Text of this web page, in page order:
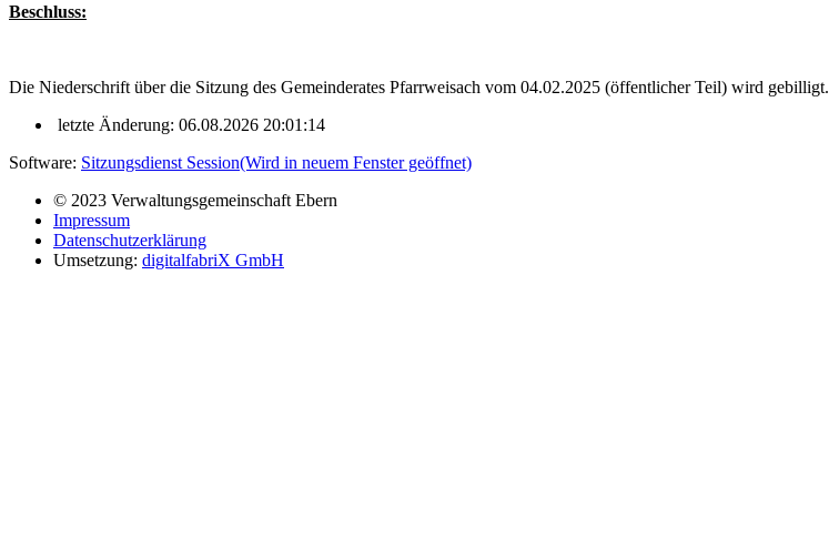
Beschluss:
Die Niederschrift über die Sitzung des Gemeinderates Pfarrweisach vom 04.02.2025 (öffentlicher Teil) wird gebilligt.
letzte Änderung: 06.08.2026 20:01:14
Software: Sitzungsdienst Session(Wird in neuem Fenster geöffnet)
© 2023 Verwaltungsgemeinschaft Ebern
Impressum
Datenschutzerklärung
Umsetzung: digitalfabriX GmbH